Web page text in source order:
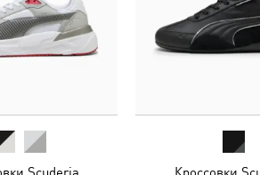
Scuderia
Кроссовки